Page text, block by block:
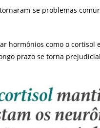
tornaram-se problemas
hormônios como o
prazo se torna